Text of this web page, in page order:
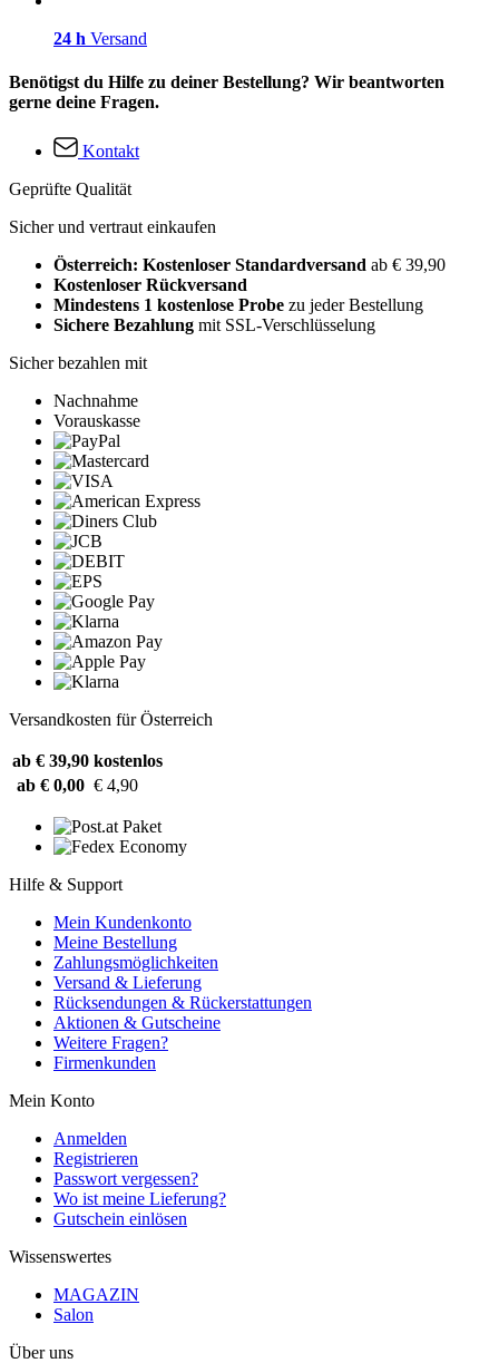
24 h Versand
Benötigst du Hilfe zu deiner Bestellung? Wir beantworten
gerne deine Fragen.
Kontakt
Geprüfte Qualität
Sicher und vertraut einkaufen
Österreich: Kostenloser Standardversand ab € 39,90
Kostenloser Rückversand
Mindestens 1 kostenlose Probe zu jeder Bestellung
Sichere Bezahlung mit SSL-Verschlüsselung
Sicher bezahlen mit
Nachnahme
Vorauskasse
Versandkosten für Österreich
ab € 39,90 kostenlos
ab € 0,00 € 4,90
Hilfe & Support
Mein Kundenkonto
Meine Bestellung
Zahlungsmöglichkeiten
Versand & Lieferung
Rücksendungen & Rückerstattungen
Aktionen & Gutscheine
Weitere Fragen?
Firmenkunden
Mein Konto
Anmelden
Registrieren
Passwort vergessen?
Wo ist meine Lieferung?
Gutschein einlösen
Wissenswertes
MAGAZIN
Salon
Über uns